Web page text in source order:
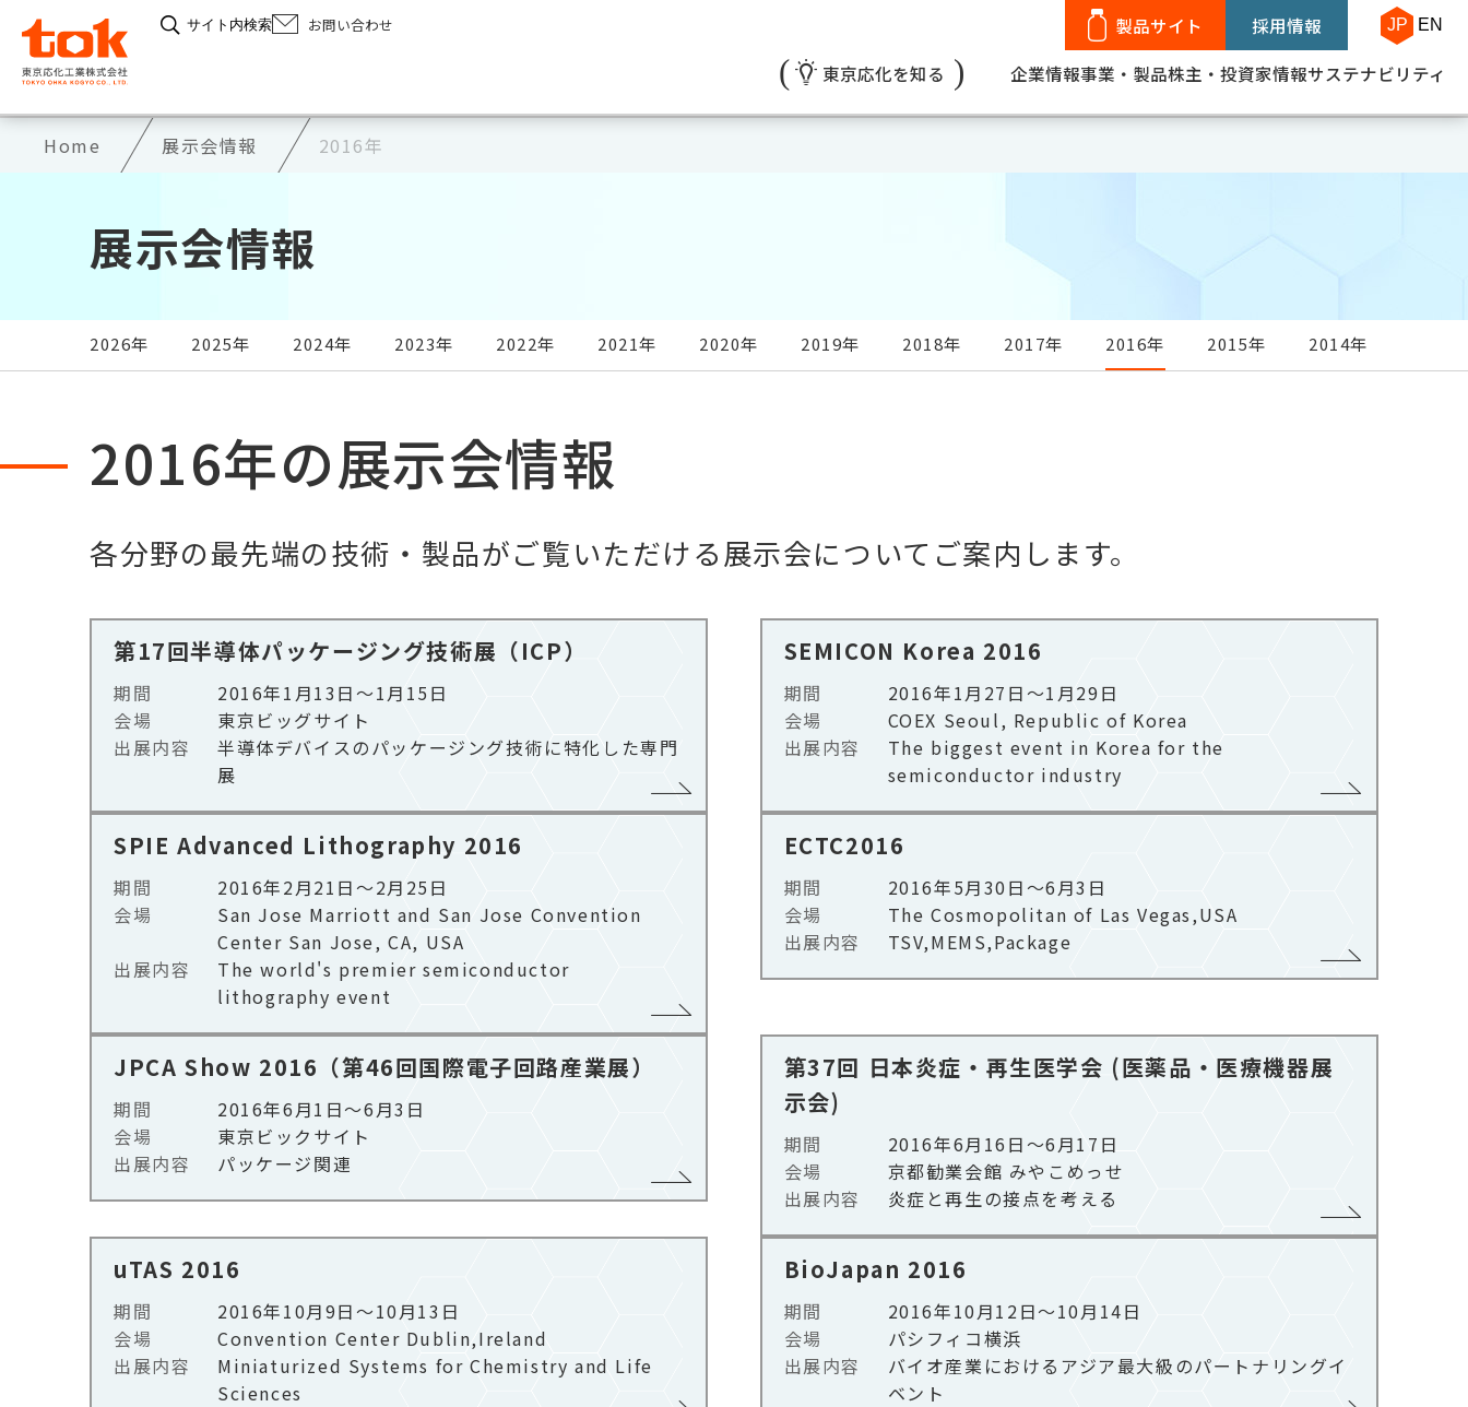
東京応化を知る 企業情報事業・製品株主・投資家情報サステナビリティ
サイト内検索 お問い合わせ 製品サイト 採用情報 JP EN
Home 展示会情報 2016年
展示会情報
2026年 2025年 2024年 2023年 2022年 2021年 2020年 2019年 2018年 2017年 2016年 2015年 2014年
2016年の展示会情報
各分野の最先端の技術・製品がご覧いただける展示会についてご案内します。
第17回半導体パッケージング技術展（ICP）
期間
2016年1月13日～1月15日
会場
東京ビッグサイト​
出展内容
半導体デバイスのパッケージング技術に特化した専門
展
SEMICON Korea 2016
期間
2016年1月27日～1月29日
会場
COEX Seoul, Republic of Korea​
出展内容
The biggest event in Korea for the
semiconductor industry
SPIE Advanced Lithography 2016
期間
2016年2月21日～2月25日
会場
San Jose Marriott and San Jose Convention
Center San Jose, CA, USA​
出展内容
The world's premier semiconductor
lithography event
ECTC2016
期間
2016年5月30日～6月3日
会場
The Cosmopolitan of Las Vegas,USA​
出展内容
TSV,MEMS,Package
JPCA Show 2016（第46回国際電子回路産業展）
期間
2016年6月1日～6月3日
会場
東京ビックサイト​
出展内容
パッケージ関連
第37回 日本炎症・再生医学会 (医薬品・医療機器展
示会)
期間
2016年6月16日～6月17日
会場
京都勧業会館 みやこめっせ​
出展内容
炎症と再生の接点を考える
uTAS 2016
期間
2016年10月9日～10月13日
会場
Convention Center Dublin,Ireland​
出展内容
Miniaturized Systems for Chemistry and Life
Sciences
BioJapan 2016
期間
2016年10月12日～10月14日
会場
パシフィコ横浜​
出展内容
バイオ産業におけるアジア最大級のパートナリングイ
ベント